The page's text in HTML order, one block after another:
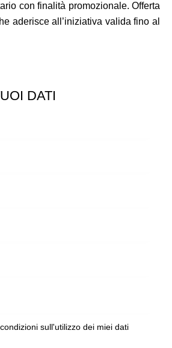
con finalità promozionale. Offerta
aderisce all’iniziativa valida fino al
DATI
sull'utilizzo dei miei dati